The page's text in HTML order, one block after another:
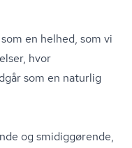
en helhed, som vi
hvor
som en naturlig
og smidiggørende,